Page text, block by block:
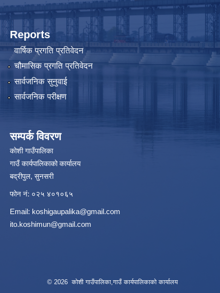
Reports
वार्षिक प्रगति प्रतिवेदन
चौमासिक प्रगति प्रतिवेदन
सार्वजनिक सुनुवाई
सार्वजनिक परीक्षण
सम्पर्क विवरण
कोशी गाउँपालिका
गाउँ कार्यपालिकाको कार्यालय
बद्रीपुल, सुनसरी
फोन नं: ०२५ ४०१०६५
Email: koshigaupalika@gmail.com
ito.koshimun@gmail.com
© 2026 कोशी गाउँपालिका,गाउँ कार्यपालिकाको कार्यालय